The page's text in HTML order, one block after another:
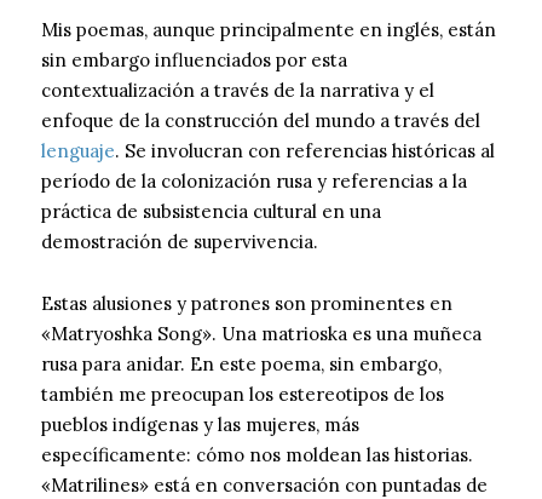
Mis poemas, aunque principalmente en inglés, están
sin embargo influenciados por esta
contextualización a través de la narrativa y el
enfoque de la construcción del mundo a través del
lenguaje. Se involucran con referencias históricas al
período de la colonización rusa y referencias a la
práctica de subsistencia cultural en una
demostración de supervivencia.
Estas alusiones y patrones son prominentes en
«Matryoshka Song». Una matrioska es una muñeca
rusa para anidar. En este poema, sin embargo,
también me preocupan los estereotipos de los
pueblos indígenas y las mujeres, más
específicamente: cómo nos moldean las historias.
«Matrilines» está en conversación con puntadas de